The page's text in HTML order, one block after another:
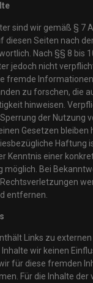
sind wir gemäß § 7
diesen Seiten nach
Nach §§ 8 bis
jedoch nicht
fremde
zu forschen, die
hinweisen.
der Nutzung
Gesetzen bleiben
Haftung
Kenntnis einer
möglich. Bei
entfernen.
Links zu
wir keinen
für diese fremden
Für die Inhalte der